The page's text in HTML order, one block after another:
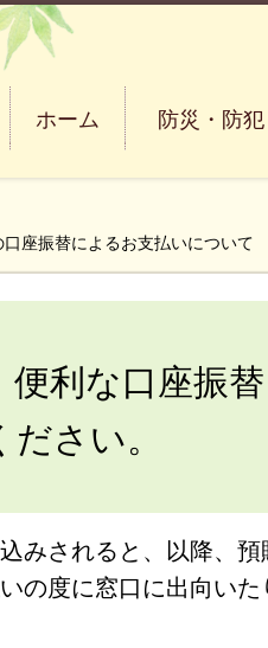
大阪府箕面市
ホーム 防災・防犯
口座振替によるお支払いについて
利な口座振
さい。
みされると、以降、
の度に窓口に出向い